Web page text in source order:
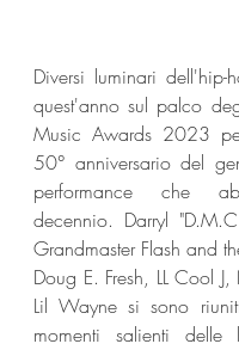
Diversi luminari dell'hip-
quest'anno sul palco
Music Awards 2023
50° anniversario del
performance che
decennio. Darryl
Grandmaster Flash and
Doug E. Fresh, LL Cool
Lil Wayne si sono
momenti salienti delle